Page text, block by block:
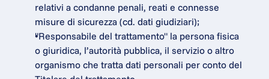
relativi a condanne penali, reati e connesse
misure di sicurezza (cd. dati giudiziari);
"Responsabile del trattamento" la persona fisica
o giuridica, l’autorità pubblica, il servizio o altro
organismo che tratta dati personali per conto del